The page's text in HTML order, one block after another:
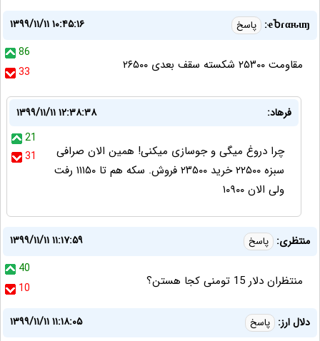
ҽႦɾαԋιɱ: پاسخ
۱۳۹۹/۱۱/۱۱ ۱۰:۴۵:۱۶
86
33
مقاومت ۲۵۳۰۰ شکسته سقف بعدی ۲۶۵۰۰
فرهاد:
۱۳۹۹/۱۱/۱۱ ۱۲:۳۸:۳۸
21
31
چرا دروغ میگی و جوسازی میکنی! همین الان صرافی
سبزه ۲۲۵۰۰ خرید ۲۳۵۰۰ فروش. سکه هم تا ۱۱۱۵۰ رفت
ولی الان ۱۰۹۰۰
منتظری: پاسخ
۱۳۹۹/۱۱/۱۱ ۱۱:۱۷:۵۹
40
10
منتظران دلار 15 تومنی کجا هستن؟
دلال ارز: پاسخ
۱۳۹۹/۱۱/۱۱ ۱۱:۱۸:۰۵